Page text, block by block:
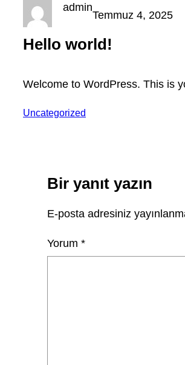
admin
Temmuz 4, 2025
Hello world!
Welcome to WordPress. This is
Uncategorized
Bir yanıt yazın
E-posta adresiniz
Yorum *